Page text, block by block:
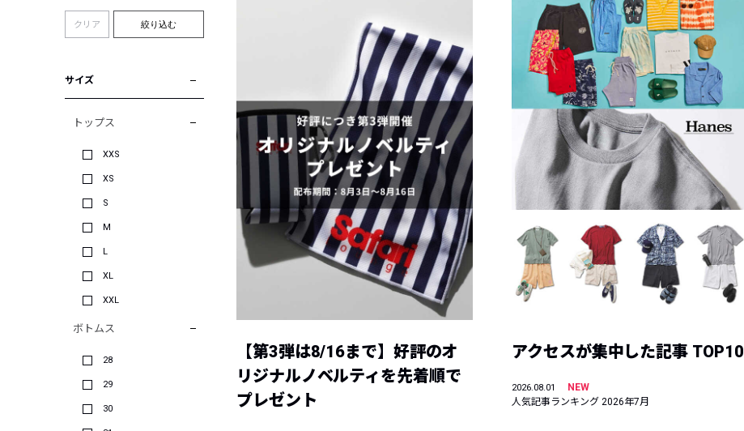
クリア 絞り込む
サイズ
トップス
XXS
XS
S
M
L
XL
XXL
ボトムス
28
29
30
【第3弾は8/16まで】好評のオ
リジナルノベルティを先着順で
プレゼント
アクセスが集中した記事 TOP10
2026.08.01
NEW
人気記事ランキング 2026年7月